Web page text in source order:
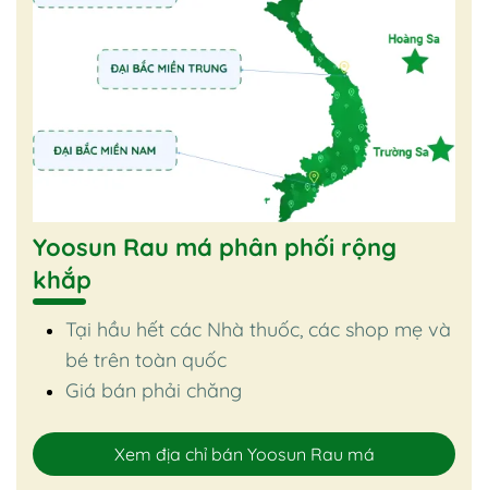
Yoosun Rau má phân phối rộng
khắp
Tại hầu hết các Nhà thuốc, các shop mẹ và
bé trên toàn quốc
Giá bán phải chăng
Xem địa chỉ bán Yoosun Rau má